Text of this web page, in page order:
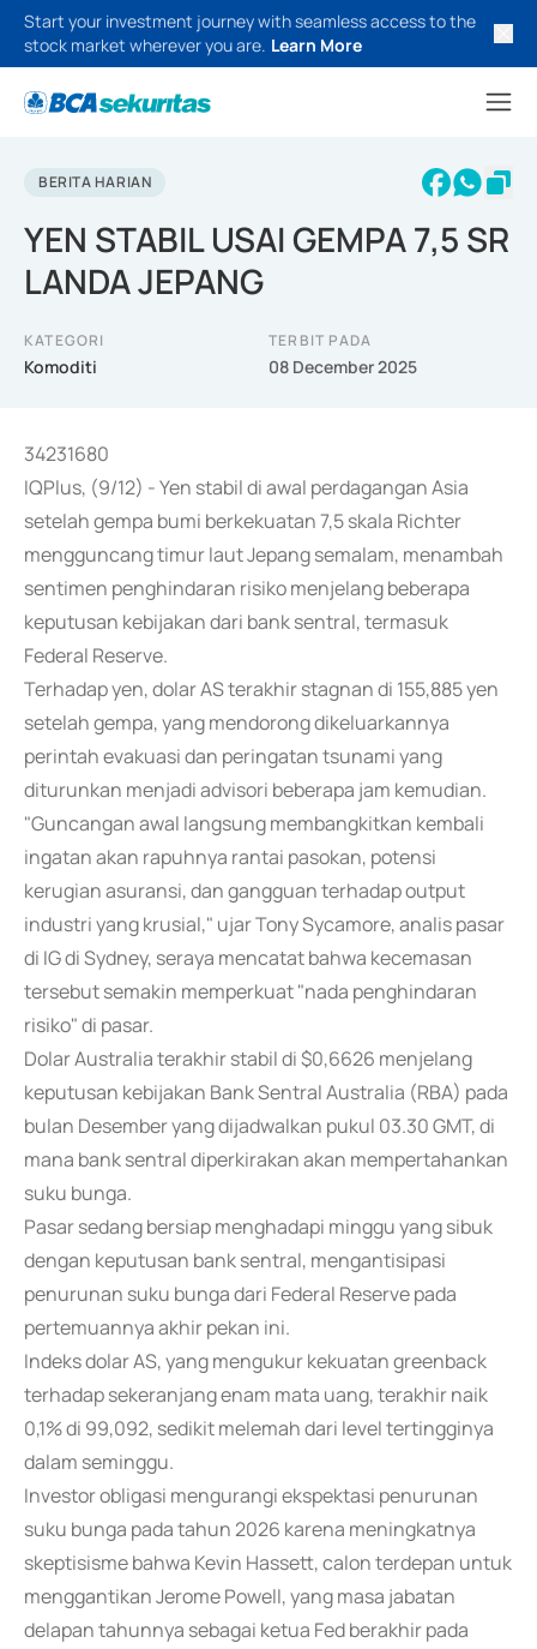
Start your investment journey with seamless access to the
stock market wherever you are. Learn More
BERITA HARIAN
YEN STABIL USAI GEMPA 7,5 SR
LANDA JEPANG
KATEGORI
Komoditi
TERBIT PADA
08 December 2025
34231680
IQPlus, (9/12) - Yen stabil di awal perdagangan Asia
setelah gempa bumi berkekuatan 7,5 skala Richter
mengguncang timur laut Jepang semalam, menambah
sentimen penghindaran risiko menjelang beberapa
keputusan kebijakan dari bank sentral, termasuk
Federal Reserve.
Terhadap yen, dolar AS terakhir stagnan di 155,885 yen
setelah gempa, yang mendorong dikeluarkannya
perintah evakuasi dan peringatan tsunami yang
diturunkan menjadi advisori beberapa jam kemudian.
"Guncangan awal langsung membangkitkan kembali
ingatan akan rapuhnya rantai pasokan, potensi
kerugian asuransi, dan gangguan terhadap output
industri yang krusial," ujar Tony Sycamore, analis pasar
di IG di Sydney, seraya mencatat bahwa kecemasan
tersebut semakin memperkuat "nada penghindaran
risiko" di pasar.
Dolar Australia terakhir stabil di $0,6626 menjelang
keputusan kebijakan Bank Sentral Australia (RBA) pada
bulan Desember yang dijadwalkan pukul 03.30 GMT, di
mana bank sentral diperkirakan akan mempertahankan
suku bunga.
Pasar sedang bersiap menghadapi minggu yang sibuk
dengan keputusan bank sentral, mengantisipasi
penurunan suku bunga dari Federal Reserve pada
pertemuannya akhir pekan ini.
Indeks dolar AS, yang mengukur kekuatan greenback
terhadap sekeranjang enam mata uang, terakhir naik
0,1% di 99,092, sedikit melemah dari level tertingginya
dalam seminggu.
Investor obligasi mengurangi ekspektasi penurunan
suku bunga pada tahun 2026 karena meningkatnya
skeptisisme bahwa Kevin Hassett, calon terdepan untuk
menggantikan Jerome Powell, yang masa jabatan
delapan tahunnya sebagai ketua Fed berakhir pada